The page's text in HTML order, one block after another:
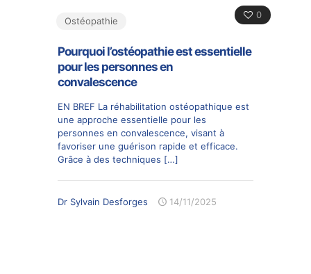
0
Ostéopathie
Pourquoi l’ostéopathie est essentielle
pour les personnes en
convalescence
EN BREF La réhabilitation ostéopathique est
une approche essentielle pour les
personnes en convalescence, visant à
favoriser une guérison rapide et efficace.
Grâce à des techniques […]
Dr Sylvain Desforges 14/11/2025